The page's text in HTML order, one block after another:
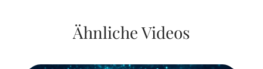
Ähnliche Videos